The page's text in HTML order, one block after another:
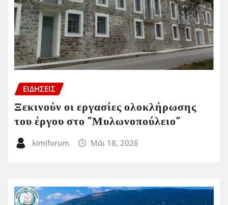
ΕΙΔΗΣΕΙΣ
Ξεκινούν οι εργασίες ολοκλήρωσης
του έργου στο ”Μυλωνοπούλειο”
kimiforum Μάι 18, 2026